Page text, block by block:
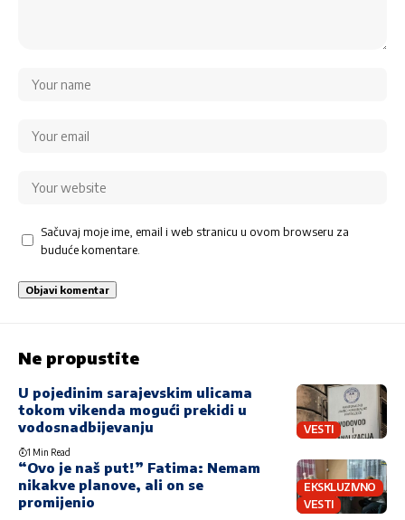
Sačuvaj moje ime, email i web stranicu u ovom browseru za
buduće komentare.
Ne propustite
VESTI
U pojedinim sarajevskim ulicama
tokom vikenda mogući prekidi u
vodosnadbijevanju
1 Min Read
EKSKLUZIVNO
VESTI
“Ovo je naš put!” Fatima: Nemam
nikakve planove, ali on se
promijenio